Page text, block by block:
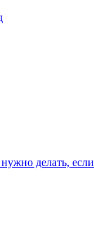
делать,